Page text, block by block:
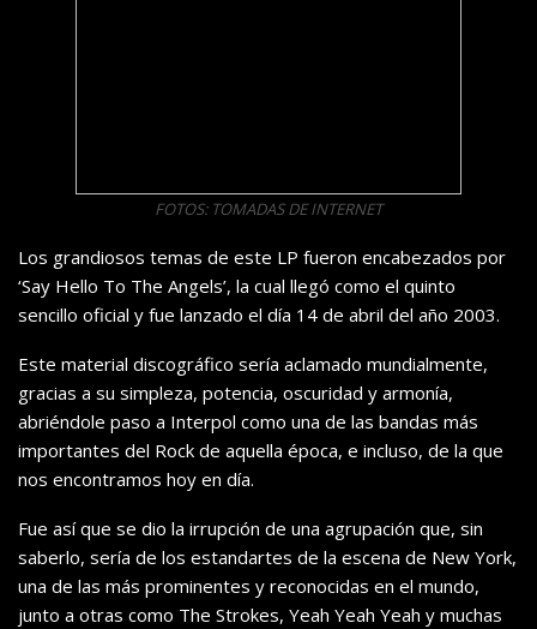
FOTOS: TOMADAS DE INTERNET
Los grandiosos temas de este LP fueron encabezados por
‘Say Hello To The Angels’, la cual llegó como el quinto
sencillo oficial y fue lanzado el día 14 de abril del año 2003.
Este material discográfico sería aclamado mundialmente,
gracias a su simpleza, potencia, oscuridad y armonía,
abriéndole paso a Interpol como una de las bandas más
importantes del Rock de aquella época, e incluso, de la que
nos encontramos hoy en día.
Fue así que se dio la irrupción de una agrupación que, sin
saberlo, sería de los estandartes de la escena de New York,
una de las más prominentes y reconocidas en el mundo,
junto a otras como The Strokes, Yeah Yeah Yeah y muchas